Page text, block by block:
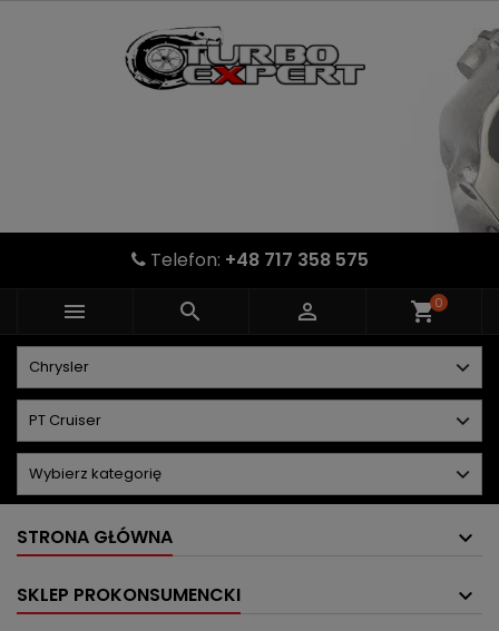
Telefon: +48 717 358 575
   shopping_cart0
STRONA GŁÓWNA
SKLEP PROKONSUMENCKI